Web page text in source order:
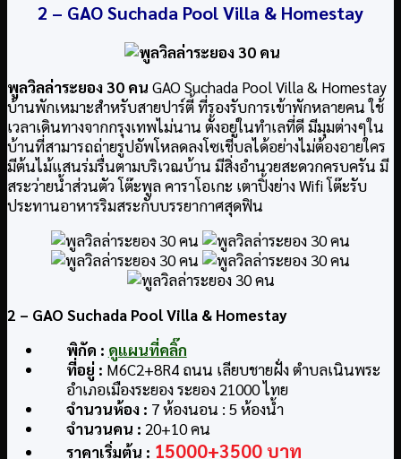
2 – GAO Suchada Pool Villa & Homestay
พูลวิลล่าระยอง 30 คน GAO Suchada Pool Villa & Homestay
บ้านพักเหมาะสำหรับสายปาร์ตี้ ที่รองรับการเข้าพักหลายคน ใช้
เวลาเดินทางจากกรุงเทพไม่นาน ตั้งอยู่ในทำเลที่ดี มีมุมต่างๆใน
บ้านที่สามารถถ่ายรูปอัพโหลดลงโซเชี่บลได้อย่างไม่ต้องอายใคร
มีต้นไม้แสนร่มรื่นตามบริเวณบ้าน มีสิ่งอำนวยสะดวกครบครัน มี
สระว่ายน้ำส่วนตัว โต๊ะพูล คาราโอเกะ เตาปิ้งย่าง Wifi โต๊ะรับ
ประทานอาหารริมสระกับบรรยากาศสุดฟิน
2 – GAO Suchada Pool Villa & Homestay
พิกัด : ดูแผนที่คลิ๊ก
ที่อยู่: M6C2+8R4 ถนน เลียบชายฝั่ง ตำบลเนินพระ
อำเภอเมืองระยอง ระยอง 21000 ไทย
จำนวนห้อง : 7 ห้องนอน : 5 ห้องน้ำ
จำนวนคน : 20+10 คน
ราคาเริ่มต้น : 15000+3500 บาท